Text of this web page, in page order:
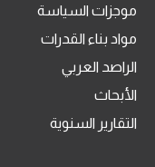
موجزات السياسة
مواد بناء القدرات
الراصد العربي
الأبحاث
التقارير السنوية